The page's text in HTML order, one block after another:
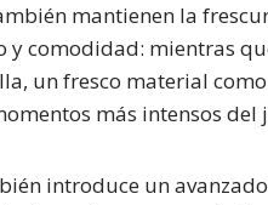
mantienen la
y comodidad: mientras
un fresco material
más intensos del
introduce un